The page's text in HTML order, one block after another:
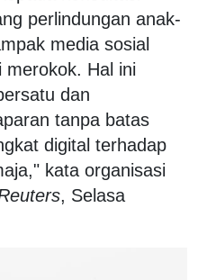
perlindungan anak-
media sosial
Hal ini
dan
tanpa batas
digital terhadap
kata organisasi
, Selasa